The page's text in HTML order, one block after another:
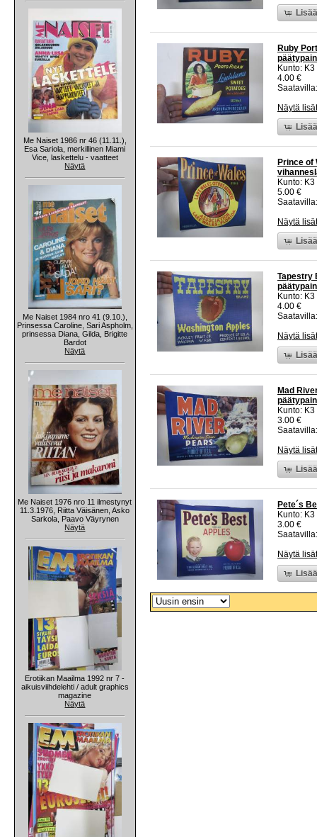
Me Naiset 1986 nr 46 (11.11.),
Esa Sariola, merkillinen Miami
Vice, laskettelu - vaatteet
Näytä
Me Naiset 1984 nro 41 (9.10.),
Prinsessa Caroline, Sari Aspholm,
prinsessa Diana, Gilda, Brigitte
Bardot
Näytä
Me Naiset 1976 nro 11 ilmestynyt
11.3.1976, Riitta Väisänen, Asko
Sarkola, Paavo Väyrynen
Näytä
Erotiikan Maailma 1992 nr 7 -
aikuisviihdelehti / adult graphics
magazine
Näytä
Ruby
Kunto:
4.00 €
Näytä
Prince of
Kunto:
5.00 €
Näytä
Tapestry
Kunto:
4.00 €
Näytä
Mad
Kunto:
3.00 €
Näytä
Pete´s
Kunto:
3.00 €
Näytä